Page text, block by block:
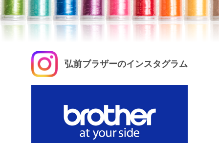
弘前ブラザーのインスタグラム